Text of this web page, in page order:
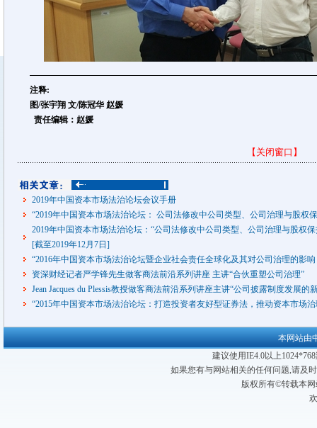
注释:
图/张宇翔 文/陈冠华 赵媛
责任编辑：赵媛
【关闭窗口】
2019年中国资本市场法治论坛会议手册
“2019年中国资本市场法治论坛： 公司法修改中公司类型、公司治理与股权
2019年中国资本市场法治论坛：“公司法修改中公司类型、公司治理与股权
[截至2019年12月7日]
“2016年中国资本市场法治论坛暨企业社会责任全球化及其对公司治理的影
资深财经记者严学锋先生做客商法前沿系列讲座 主讲“合伙重塑公司治理”
Jean Jacques du Plessis教授做客商法前沿系列讲座主讲“公司披露制度发展
“2015年中国资本市场法治论坛：打造投资者友好型证券法，推动资本市场
本网站由
建议使用IE4.0以上
如果您有与网站相关的任何问题,请及
版权所有©转载本